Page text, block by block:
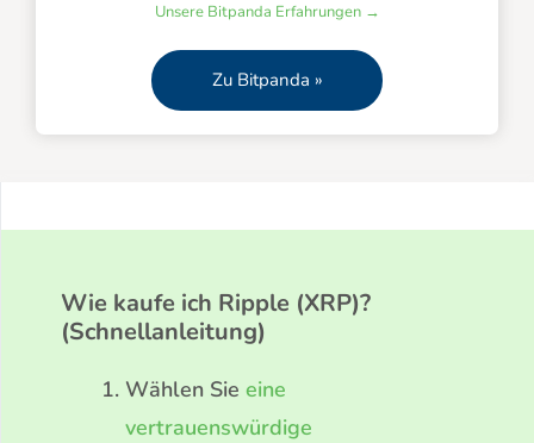
Unsere Bitpanda Erfahrungen →
Zu Bitpanda »
Wie kaufe ich Ripple (XRP)?
(Schnellanleitung)
Wählen Sie eine
vertrauenswürdige